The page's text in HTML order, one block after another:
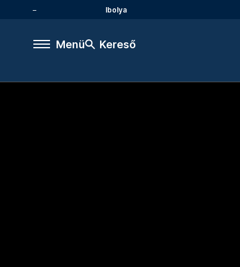
Ibolya
Menü Kereső